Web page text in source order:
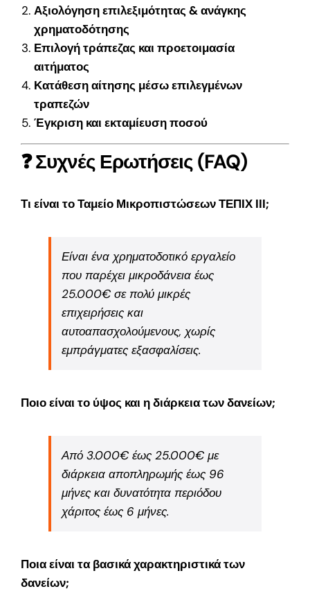
Αξιολόγηση επιλεξιμότητας & ανάγκης
χρηματοδότησης
Επιλογή τράπεζας και προετοιμασία
αιτήματος
Κατάθεση αίτησης μέσω επιλεγμένων
τραπεζών
Έγκριση και εκταμίευση ποσού
❓ Συχνές Ερωτήσεις (FAQ)
Τι είναι το Ταμείο Μικροπιστώσεων ΤΕΠΙΧ ΙΙΙ;
Είναι ένα χρηματοδοτικό εργαλείο
που παρέχει μικροδάνεια έως
25.000€ σε πολύ μικρές
επιχειρήσεις και
αυτοαπασχολούμενους, χωρίς
εμπράγματες εξασφαλίσεις.
Ποιο είναι το ύψος και η διάρκεια των δανείων;
Από 3.000€ έως 25.000€ με
διάρκεια αποπληρωμής έως 96
μήνες και δυνατότητα περιόδου
χάριτος έως 6 μήνες.
Ποια είναι τα βασικά χαρακτηριστικά των
δανείων;